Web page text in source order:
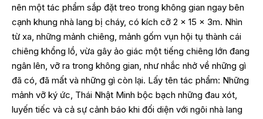
nên một tác phẩm sắp đặt treo trong không gian ngay bên
cạnh khung nhà lang bị cháy, có kích cỡ 2 x 15 x 3m. Nhìn
từ xa, những mảnh chiêng, mảnh gốm vụn hội tụ thành cái
chiêng khổng lồ, vừa gây ảo giác một tiếng chiêng lớn đang
ngân lên, vỡ ra trong không gian, như nhắc nhở về những gì
đã có, đã mất và những gì còn lại. Lấy tên tác phẩm: Những
mảnh vỡ ký ức, Thái Nhật Minh bộc bạch những đau xót,
luyến tiếc và cả sự cảnh báo khi đối diện với ngôi nhà lang